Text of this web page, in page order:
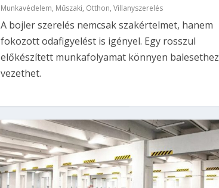
Munkavédelem, Műszaki, Otthon, Villanyszerelés
A bojler szerelés nemcsak szakértelmet, hanem
fokozott odafigyelést is igényel. Egy rosszul
előkészített munkafolyamat könnyen balesethez
vezethet.